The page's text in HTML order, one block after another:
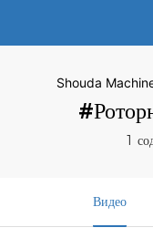
Shouda
1
Видео